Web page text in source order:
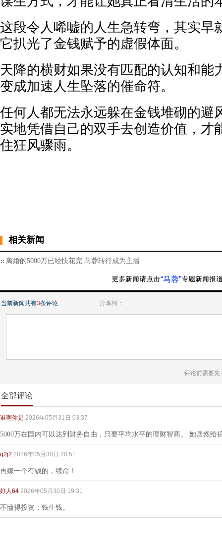
这段令人唏嘘的人生急转弯，其实早
它扒光了金钱赋予的虚假体面。
天降的横财如果没有匹配的认知和能
变成加速人生坠落的催命符。
任何人都无法永远躲在金钱堆砌的避
实地凭借自己的双手去创造价值，才
住狂风骤雨。
相关新闻
离婚的5000万已经快花完 马蓉转行成为主播
“马蓉”
当前新闻共有3条评论 分享到：
评论前需要先
全部评论
谁啊你是 2026年05月31日 03:37
5000万在国内可以达到财务自由，只要平均水平的理财智商。 她居然给
g2j2 2026年05月30日 20:51
再嫁一个有钱的，续命！
好人64 2026年05月30日 19:31
不懂得投资，钱生钱。